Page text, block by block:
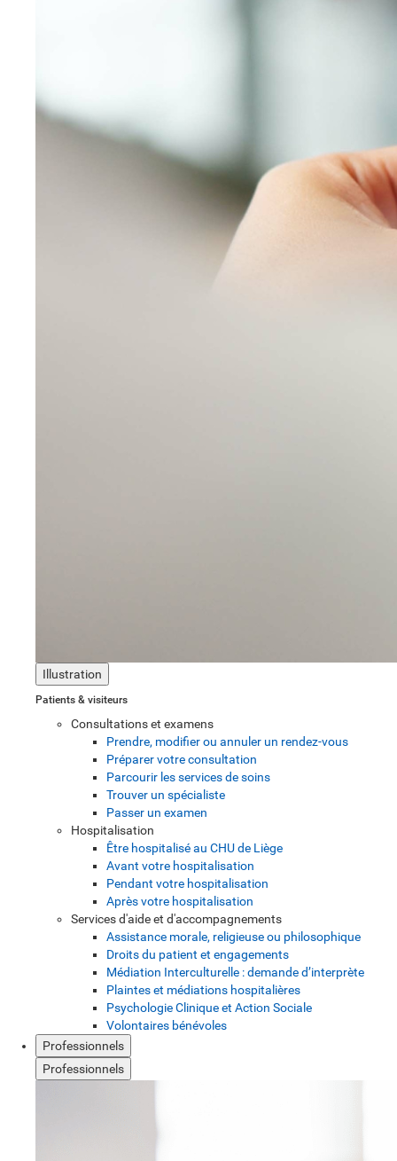
Illustration
Patients & visiteurs
Consultations et examens
Prendre, modifier ou annuler un rendez-vous
Préparer votre consultation
Parcourir les services de soins
Trouver un spécialiste
Passer un examen
Hospitalisation
Être hospitalisé au CHU de Liège
Avant votre hospitalisation
Pendant votre hospitalisation
Après votre hospitalisation
Services d'aide et d'accompagnements
Assistance morale, religieuse ou philosophique
Droits du patient et engagements
Médiation Interculturelle : demande d’interprète
Plaintes et médiations hospitalières
Psychologie Clinique et Action Sociale
Volontaires bénévoles
Professionnels
Professionnels